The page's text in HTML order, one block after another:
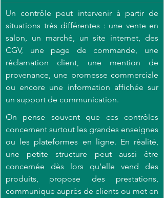
Un contrôle peut intervenir à partir de
situations très différentes : une vente en
salon, un marché, un site internet, des
CGV, une page de commande, une
réclamation client, une mention de
provenance, une promesse commerciale
ou encore une information affichée sur
un support de communication.
On pense souvent que ces contrôles
concernent surtout les grandes enseignes
ou les plateformes en ligne. En réalité,
une petite structure peut aussi être
concernée dès lors qu’elle vend des
produits, propose des prestations,
communique auprès de clients ou met en